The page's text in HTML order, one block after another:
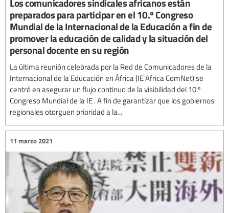
Los comunicadores sindicales africanos están
preparados para participar en el 10.º Congreso
Mundial de la Internacional de la Educación a fin de
promover la educación de calidad y la situación del
personal docente en su región
La última reunión celebrada por la Red de Comunicadores de la
Internacional de la Educación en África (IE Africa ComNet) se
centró en asegurar un flujo continuo de la visibilidad del 10.º
Congreso Mundial de la IE . A fin de garantizar que los gobiernos
regionales otorguen prioridad a la...
11 marzo 2021